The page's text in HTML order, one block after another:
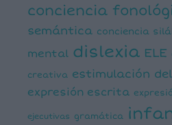
conciencia
semántica conciencia
mental dislexia ELE
creativa estimulación
expresión escrita
ejecutivas gramática